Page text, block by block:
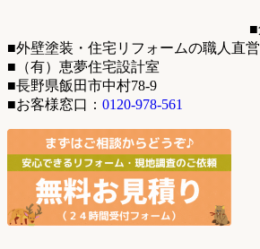
■外壁塗装・住宅リフォームの職人直
■（有）恵夢住宅設計室
■長野県飯田市中村78-9
■お客様窓口： 0120-978-561